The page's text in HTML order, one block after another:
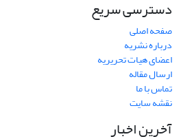
دسترسی سریع
صفحه اصلی
درباره نشریه
اعضای هیات تحریریه
ارسال مقاله
تماس با ما
نقشه سایت
آخرین اخبار